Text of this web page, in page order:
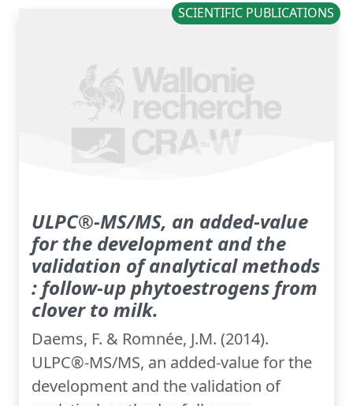
SCIENTIFIC PUBLICATIONS
ULPC®-MS/MS, an added-value
for the development and the
validation of analytical methods
: follow-up phytoestrogens from
clover to milk.
Daems, F. & Romnée, J.M. (2014).
ULPC®-MS/MS, an added-value for the
development and the validation of